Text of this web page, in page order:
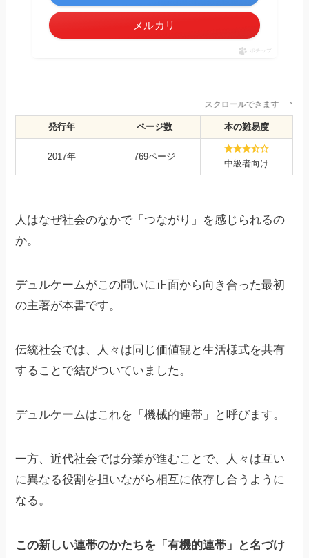
メルカリ
ポチップ
スクロールできます
発行年 ページ数 本の難易度
2017年 769ページ
中級者向け
人はなぜ社会のなかで「つながり」を感じられるの
か。
デュルケームがこの問いに正面から向き合った最初
の主著が本書です。
伝統社会では、人々は同じ価値観と生活様式を共有
することで結びついていました。
デュルケームはこれを「機械的連帯」と呼びます。
一方、近代社会では分業が進むことで、人々は互い
に異なる役割を担いながら相互に依存し合うように
なる。
この新しい連帯のかたちを「有機的連帯」と名づけ